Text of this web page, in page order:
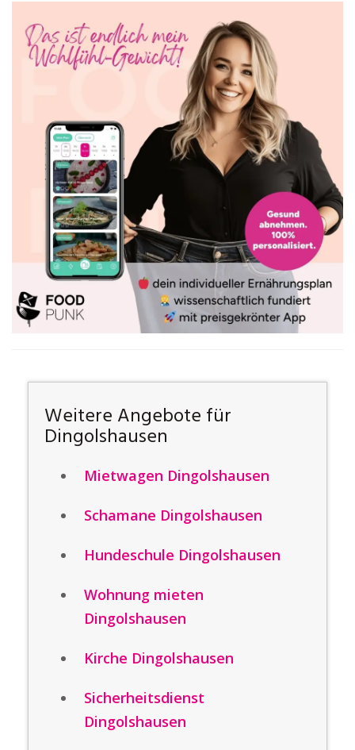
Weitere Angebote für
Dingolshausen
Mietwagen Dingolshausen
Schamane Dingolshausen
Hundeschule Dingolshausen
Wohnung mieten
Dingolshausen
Kirche Dingolshausen
Sicherheitsdienst
Dingolshausen